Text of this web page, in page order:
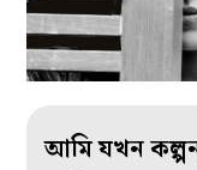
আমি যখন